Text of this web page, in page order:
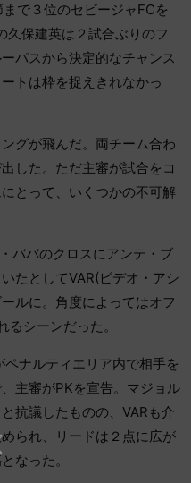
で３位のセビージャFCを
久保建英は２試合ぶりのフ
パスから決定的なチャンス
トは枠を捉えきれなかっ
グが飛んだ。両チーム合わ
した。ただ主審が試合をコ
とって、いくつかの不可解
ババのクロスにアンテ・ブ
たとしてVAR(ビデオ・アシ
ルに。角度によってはオフ
シーンだった。
ナルティエリア内で相手を
主審がPKを宣告。マジョル
抗議したものの、VARも介
られ、リードは２点に広が
なった。